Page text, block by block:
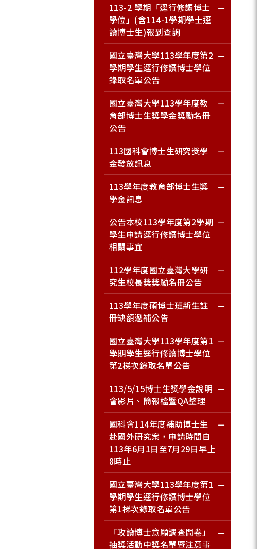
113-2 學期「逕行修讀博士
學位」(含114-1學期學士逕
讀博士生)報到查詢
國立臺灣大學113學年度第2
學期學生逕行修讀博士學位
錄取名單公告
國立臺灣大學113學年度教
育部博士生獎學金獎勵名冊
公告
113國科會博士生研究獎學
金發放訊息
113學年度教育部博士生獎
學金訊息
公告本校113學年度第2學期
學生申請逕行修讀博士學位
相關事宜
112學年度國立臺灣大學研
究生校長獎獎勵名冊公告
113學年度碩博士班新生註
冊缺額遞補公告
國立臺灣大學113學年度第1
學期學生逕行修讀博士學位
第2梯次錄取名單公告
113/5/15博士生獎學金說明
會影片、簡報檔暨QA整理
國科會114年度補助博士生
赴國外研究案，申請時間自
113年6月1日至7月29日早上
8時止
國立臺灣大學113學年度第1
學期學生逕行修讀博士學位
第1梯次錄取名單公告
「攻讀博士意願調查問卷」
抽獎活動中獎名單暨注意事